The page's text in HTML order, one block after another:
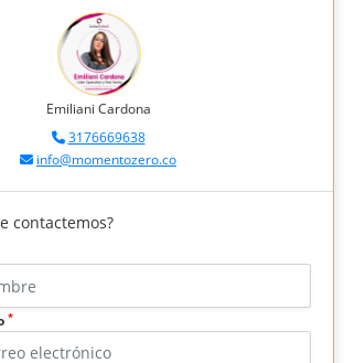
Emiliani Cardona
3176669638
info@momentozero.co
contactemos?
*